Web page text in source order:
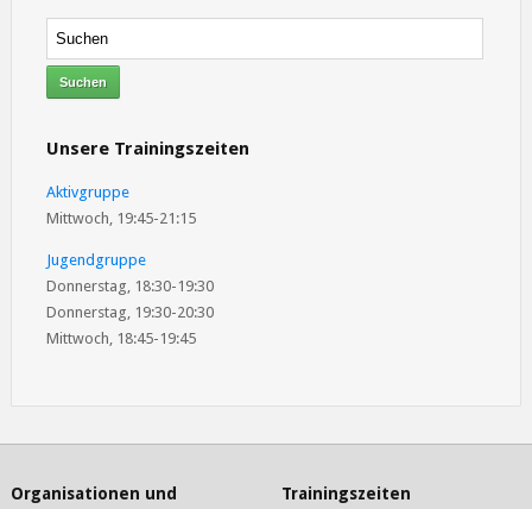
Unsere Trainingszeiten
Aktivgruppe
Mittwoch, 19:45-21:15
Jugendgruppe
Donnerstag, 18:30-19:30
Donnerstag, 19:30-20:30
Mittwoch, 18:45-19:45
Organisationen und
Trainingszeiten